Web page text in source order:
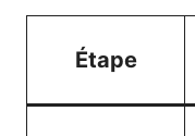
Étape